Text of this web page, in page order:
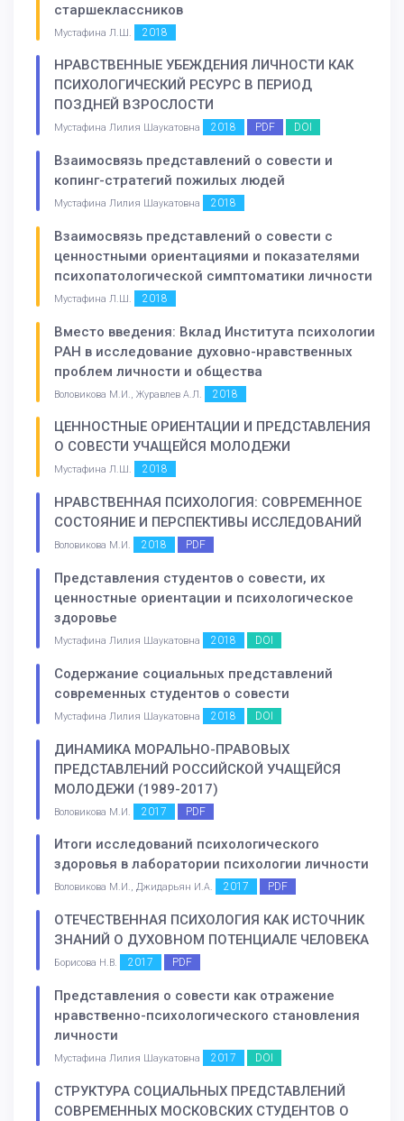
старшеклассников
Мустафина Л.Ш. 2018
НРАВСТВЕННЫЕ УБЕЖДЕНИЯ ЛИЧНОСТИ КАК
ПСИХОЛОГИЧЕСКИЙ РЕСУРС В ПЕРИОД
ПОЗДНЕЙ ВЗРОСЛОСТИ
Мустафина Лилия Шаукатовна 2018 PDF DOI
Взаимосвязь представлений о совести и
копинг-стратегий пожилых людей
Мустафина Лилия Шаукатовна 2018
Взаимосвязь представлений о совести с
ценностными ориентациями и показателями
психопатологической симптоматики личности
Мустафина Л.Ш. 2018
Вместо введения: Вклад Института психологии
РАН в исследование духовно-нравственных
проблем личности и общества
Воловикова М.И., Журавлев А.Л. 2018
ЦЕННОСТНЫЕ ОРИЕНТАЦИИ И ПРЕДСТАВЛЕНИЯ
О СОВЕСТИ УЧАЩЕЙСЯ МОЛОДЕЖИ
Мустафина Л.Ш. 2018
НРАВСТВЕННАЯ ПСИХОЛОГИЯ: СОВРЕМЕННОЕ
СОСТОЯНИЕ И ПЕРСПЕКТИВЫ ИССЛЕДОВАНИЙ
Воловикова М.И. 2018 PDF
Представления студентов о совести, их
ценностные ориентации и психологическое
здоровье
Мустафина Лилия Шаукатовна 2018 DOI
Содержание социальных представлений
современных студентов о совести
Мустафина Лилия Шаукатовна 2018 DOI
ДИНАМИКА МОРАЛЬНО-ПРАВОВЫХ
ПРЕДСТАВЛЕНИЙ РОССИЙСКОЙ УЧАЩЕЙСЯ
МОЛОДЕЖИ (1989-2017)
Воловикова М.И. 2017 PDF
Итоги исследований психологического
здоровья в лаборатории психологии личности
Воловикова М.И., Джидарьян И.А. 2017 PDF
ОТЕЧЕСТВЕННАЯ ПСИХОЛОГИЯ КАК ИСТОЧНИК
ЗНАНИЙ О ДУХОВНОМ ПОТЕНЦИАЛЕ ЧЕЛОВЕКА
Борисова Н.В. 2017 PDF
Представления о совести как отражение
нравственно-психологического становления
личности
Мустафина Лилия Шаукатовна 2017 DOI
СТРУКТУРА СОЦИАЛЬНЫХ ПРЕДСТАВЛЕНИЙ
СОВРЕМЕННЫХ МОСКОВСКИХ СТУДЕНТОВ О